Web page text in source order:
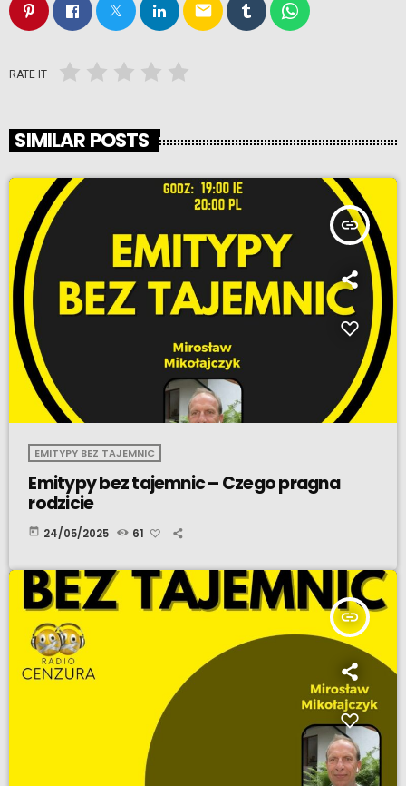
email
RATE IT
SIMILAR POSTS
insert_link
EMITYPY BEZ TAJEMNIC
Emitypy bez tajemnic – Czego pragna
rodzicie
today 24/05/2025 61
insert_link